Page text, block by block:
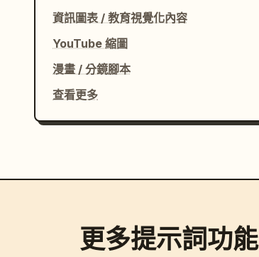
資訊圖表 / 教育視覺化內容
YouTube 縮圖
漫畫 / 分鏡腳本
查看更多
更多提示詞功能